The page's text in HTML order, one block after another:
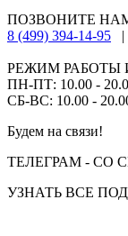
ПОЗВОНИТЕ
8 (499) 394-14-95
|
РЕЖИМ РАБОТЫ
ПН-ПТ: 10.00 -
СБ-ВС: 10.00 -
Будем на связи!
ТЕЛЕГРАМ - СО
УЗНАТЬ ВСЕ